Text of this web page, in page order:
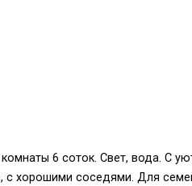
6 соток. Свет, вода. С
с хорошими соседями. Для